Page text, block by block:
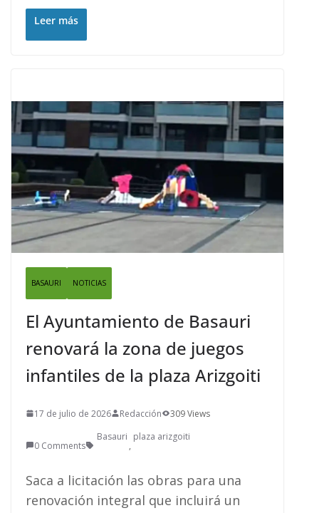
Leer más
BASAURI NOTICIAS
El Ayuntamiento de Basauri
renovará la zona de juegos
infantiles de la plaza Arizgoiti
17 de julio de 2026 Redacción 309 Views
0 Comments
Basauri
,
plaza arizgoiti
Saca a licitación las obras para una
renovación integral que incluirá un